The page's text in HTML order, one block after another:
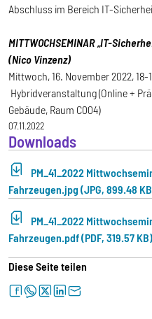
Abschluss im Bereich IT-
MITTWOCHSEMINAR „IT-
(Nico Vinzenz)
Mittwoch, 16. November 2022, 18-
Hybridveranstaltung (Online +
Gebäude, Raum C004)
07.11.2022
Downloads
PM_41_2022
Fahrzeugen.jpg (JPG, 899.48
PM_41_2022
Fahrzeugen.pdf (PDF, 319.57 KB)
Diese Seite teilen
facebookwhatsapptwitterlinkedinletter